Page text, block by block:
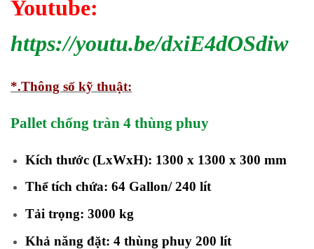
Youtube:
https://youtu.be/dxiE4dOSdiw
*.Thông số kỹ thuật:
Pallet chống tràn 4 thùng phuy
Kích thước (LxWxH): 1300 x 1300 x 300 mm
Thể tích chứa: 64 Gallon/ 240 lít
Tải trọng: 3000 kg
Khả năng đặt: 4 thùng phuy 200 lít